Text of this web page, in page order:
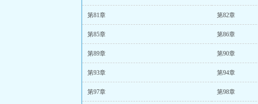
第81章 第82章
第85章 第86章
第89章 第90章
第93章 第94章
第97章 第98章